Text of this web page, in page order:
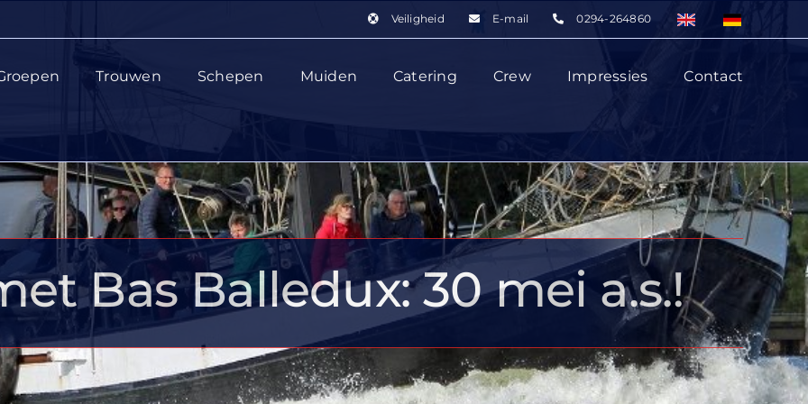
Veiligheid E-mail 0294-264860
Trouwen Schepen Muiden Catering Crew Impressies Contact
Bas Balledux: 30 mei a.s.!